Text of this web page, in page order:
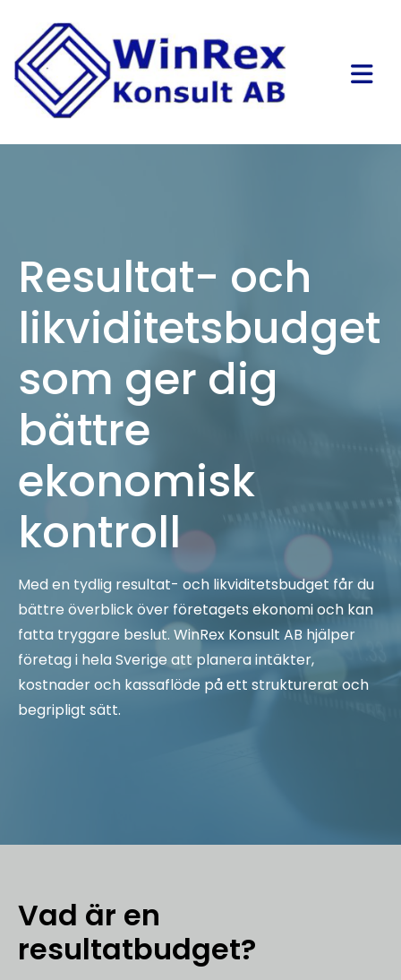
Resultat- och
likviditetsbudget
som ger dig
bättre
ekonomisk
kontroll
Med en tydlig resultat- och likviditetsbudget får du
bättre överblick över företagets ekonomi och kan
fatta tryggare beslut. WinRex Konsult AB hjälper
företag i hela Sverige att planera intäkter,
kostnader och kassaflöde på ett strukturerat och
begripligt sätt.
Vad är en
resultatbudget?